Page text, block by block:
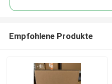
Empfohlene Produkte